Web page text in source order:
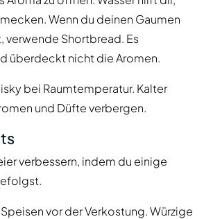
Wenn du deinen Gaumen
verwende Shortbread. Es
überdeckt nicht die Aromen.
bei Raumtemperatur. Kalter
und Düfte verbergen.
verbessern, indem du einige
vor der Verkostung. Würzige